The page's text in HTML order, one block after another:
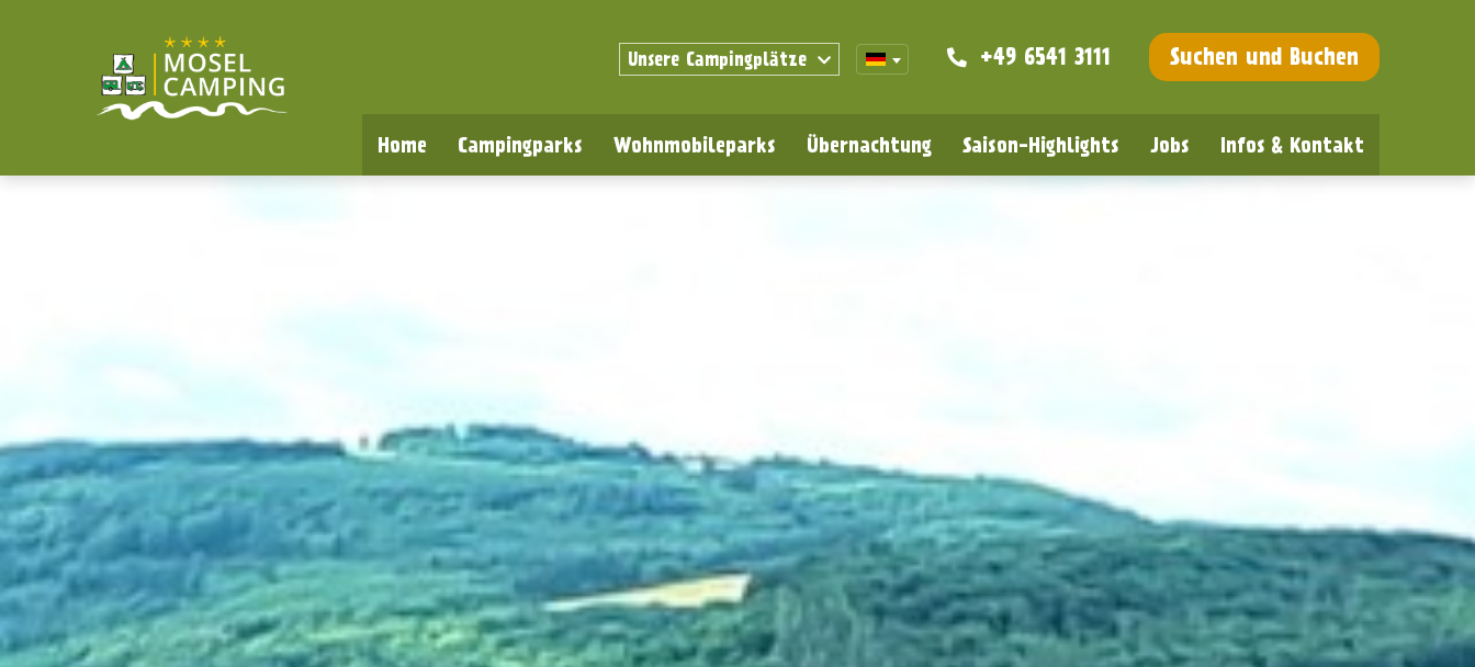
Unsere Campingplätze +49 6541 3111 Suchen und Buchen
Home Campingparks Wohnmobileparks Übernachtung Saison-Highlights Jobs Infos & Kontakt